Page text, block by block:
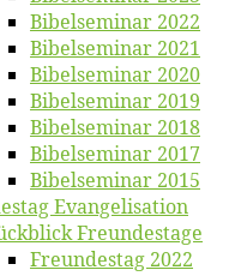
Bi­bel­se­mi­nar 2022
Bi­bel­se­mi­nar 2021
Bi­bel­se­mi­nar 2020
Bi­bel­se­mi­nar 2019
Bi­bel­se­mi­nar 2018
Bibelsemi­nar 2017
Bibelsemi­nar 2015
Evangelisation
Freundestage
Freun­des­tag 2022